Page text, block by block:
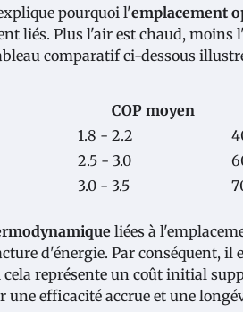
pourquoi l'emplacement
liés. Plus l'air est chaud, moins
comparatif ci-dessous
COP moyen
1.8 - 2.2
2.5 - 3.0
3.0 - 3.5
liées à
d'énergie. Par conséquent,
représente un coût initial
efficacité accrue et une